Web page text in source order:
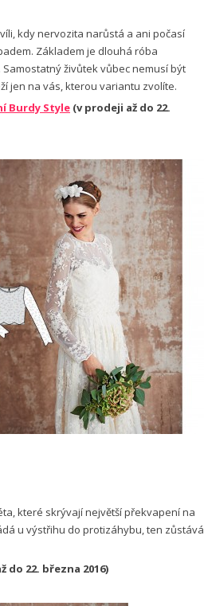
kdy nervozita narůstá a ani počasí
Základem je dlouhá róba
živůtek vůbec nemusí být
jen na vás, kterou variantu zvolíte.
Burdy Style (v prodeji až do 22.
které skrývají největší překvapení na
u výstřihu do protizáhybu, ten zůstává
do 22. března 2016)